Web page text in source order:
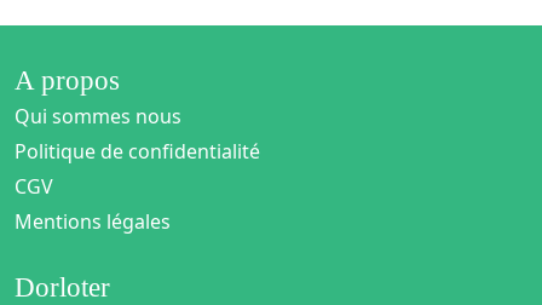
A propos
Qui sommes nous
Politique de confidentialité
CGV
Mentions légales
Dorloter